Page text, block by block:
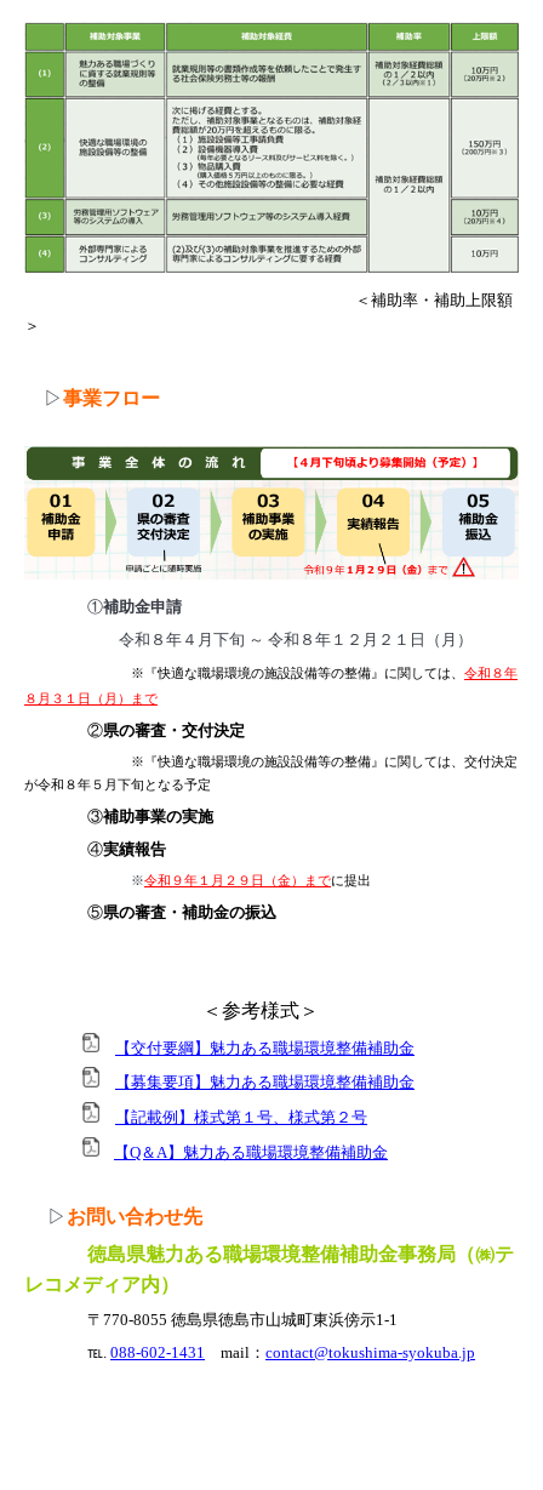
＜補助率・補助上限額
＞
▷事業フロー
①補助金申請
令和８年４月下旬 ～ 令和８年１２月２１日（月）
※『快適な職場環境の施設設備等の整備』に関しては、 令和８年
８月３１日（月）まで
②県の審査・交付決定
※『快適な職場環境の施設設備等の整備』に関しては、交付決定
が令和８年５月下旬となる予定
③補助事業の実施
④実績報告
※令和９年１月２９日（金）までに提出
⑤県の審査・補助金の振込
＜参考様式＞
【交付要綱】魅力ある職場環境整備補助金
【募集要項】魅力ある職場環境整備補助金
【記載例】様式第１号、様式第２号
【Q＆A】魅力ある職場環境整備補助金
▷ お問い合わせ先
徳島県魅力ある職場環境整備補助金事務局（㈱テ
レコメディア内）
〒770-8055 徳島県徳島市山城町東浜傍示1-1
℡. 088-602-1431 mail： contact@tokushima-syokuba.jp